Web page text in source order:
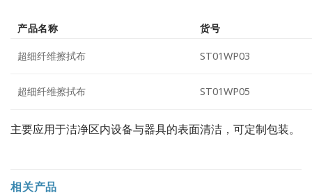
产品名称 货号
超细纤维擦拭布 ST01WP03
超细纤维擦拭布 ST01WP05
主要应用于洁净区内设备与器具的表面清洁，可定制包装。
相关产品